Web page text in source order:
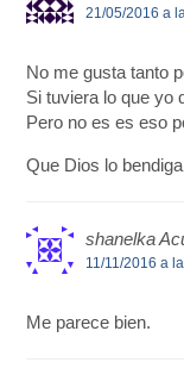
21/05/2016 a
No me gusta tanto
Si tuviera lo que yo
Pero no es es eso
Que Dios lo
shanelka
11/11/2016 a
Me parece bien.